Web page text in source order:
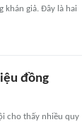
giả. Đây là hai
đồng
cho thấy nhiều quy